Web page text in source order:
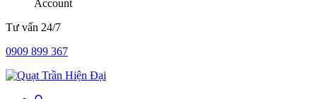
Account
Tư vấn 24/7
0909 899 367